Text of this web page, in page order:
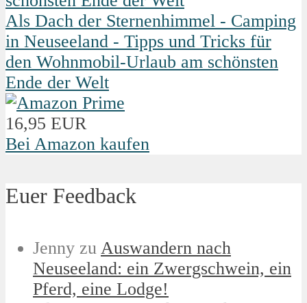
Als Dach der Sternenhimmel - Camping
in Neuseeland - Tipps und Tricks für
den Wohnmobil-Urlaub am schönsten
Ende der Welt
16,95 EUR
Bei Amazon kaufen
Euer Feedback
Jenny zu Auswandern nach
Neuseeland: ein Zwergschwein, ein
Pferd, eine Lodge!